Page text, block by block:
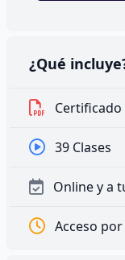
¿Qué
Certificado
39 Clases
Online y a
Acceso